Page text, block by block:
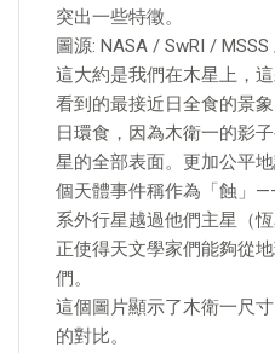
突出一些特徵。
圖源: NASA / SwRI /
這大約是我們在木星上，
看到的最接近日全食的景
日環食，因為木衛一的影
星的全部表面。更加公平
個天體事件稱作為「蝕」
系外行星越過他們主星（
正使得天文學家們能夠從
們。
這個圖片顯示了木衛一尺
的對比。